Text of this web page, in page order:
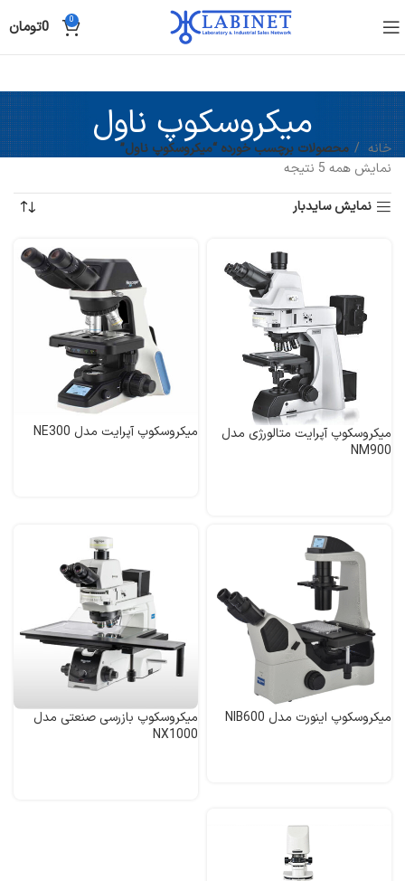
0
0تومان
میکروسکوپ ناول
خانه
محصولات برچسب خورده “میکروسکوپ ناول”
نمایش همه 5 نتیجه
نمایش سایدبار
میکروسکوپ آپرایت متالورژی مدل
NM900
میکروسکوپ آپرایت مدل NE300
میکروسکوپ اینورت مدل NIB600
میکروسکوپ بازرسی صنعتی مدل
NX1000